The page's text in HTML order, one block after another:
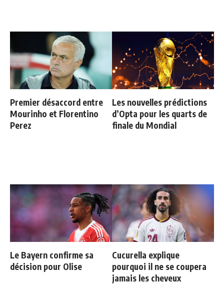
Premier désaccord entre
Mourinho et Florentino
Perez
Les nouvelles prédictions
d’Opta pour les quarts de
finale du Mondial
Le Bayern confirme sa
décision pour Olise
Cucurella explique
pourquoi il ne se coupera
jamais les cheveux